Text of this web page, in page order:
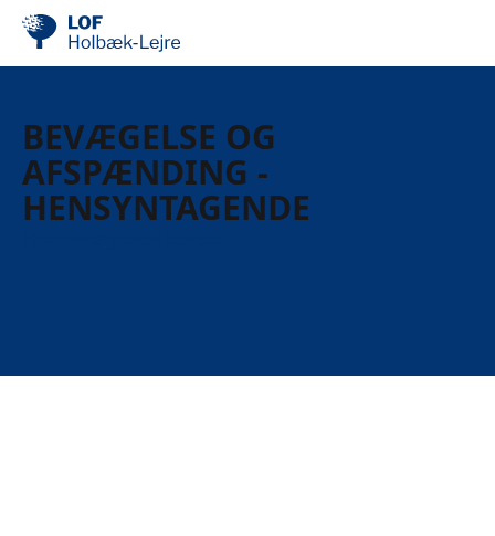
BEVÆGELSE OG
AFSPÆNDING -
HENSYNTAGENDE